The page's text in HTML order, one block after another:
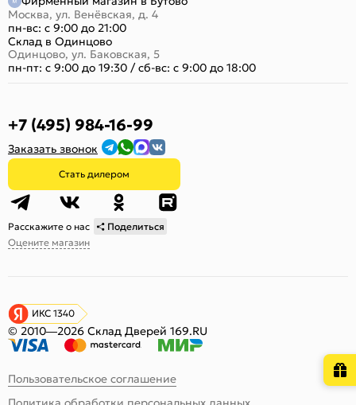
Москва, ул. Венёвская, д. 4
пн-вс: с 9:00 до 21:00
Склад в Одинцово
Одинцово, ул. Баковская, 5
пн-пт: с 9:00 до 19:30 /сб-вс: с 9:00 до 18:00
+7 (495) 984-16-99
Заказать звонок
Стать дилером
Расскажите о нас
Поделиться
Оцените магазин
ИКС 1340
© 2010—2026 Склад Дверей 169.RU
Пользовательское соглашение